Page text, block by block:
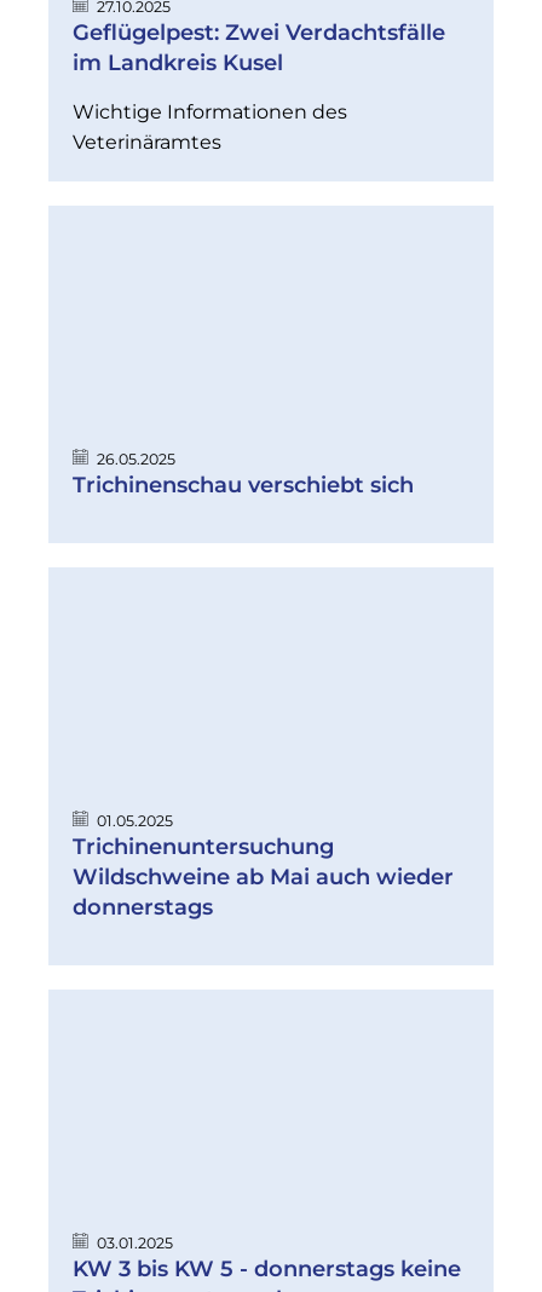
27.10.2025
Geflügelpest: Zwei Verdachtsfälle
im Landkreis Kusel
Wichtige Informationen des
Veterinäramtes
26.05.2025
Trichinenschau verschiebt sich
01.05.2025
Trichinenuntersuchung
Wildschweine ab Mai auch wieder
donnerstags
03.01.2025
KW 3 bis KW 5 - donnerstags keine